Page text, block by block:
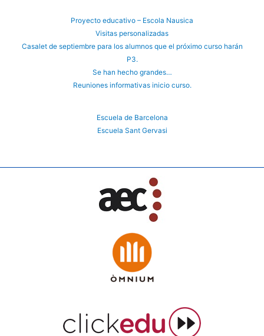
Proyecto educativo – Escola Nausica
Visitas personalizadas
Casalet de septiembre para los alumnos que el próximo curso harán
P3.
Se han hecho grandes…
Reuniones informativas inicio curso.
Escuela de Barcelona
Escuela Sant Gervasi